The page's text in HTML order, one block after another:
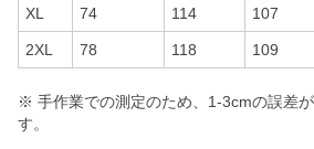
XL 74 114 107
2XL 78 118 109
※ 手作業での測定のため、1-3cmの誤差
す。